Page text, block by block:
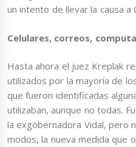
un intento de llevar la causa a
Celulares, correos,
Hasta ahora el juez Kreplak
utilizados por la mayoría de
que fueron identificadas
utilizaban, aunque no todas.
la exgobernadora Vidal, pero
modos, la nueva medida que